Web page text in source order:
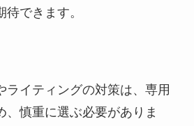
できます。
ライティングの対策は、専用
、慎重に選ぶ必要がありま